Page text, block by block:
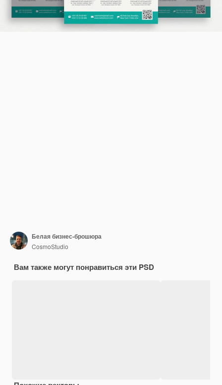
Белая бизнес-брошюра
CosmoStudio
Вам также могут понравиться эти PSD